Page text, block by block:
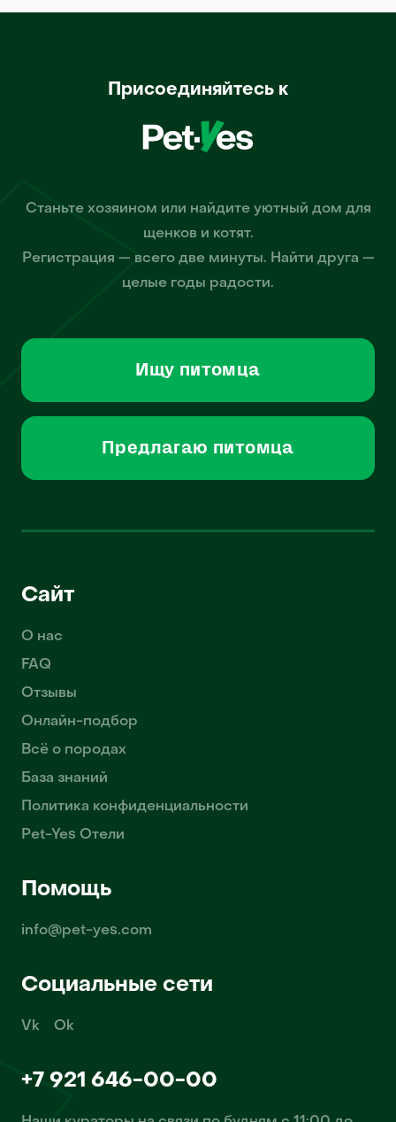
Присоединяйтесь к
Станьте хозяином или найдите уютный дом для
щенков и котят.
Регистрация — всего две минуты. Найти друга —
целые годы радости.
Ищу питомца
Предлагаю питомца
Сайт
О нас
FAQ
Отзывы
Онлайн-подбор
Всё о породах
База знаний
Политика конфиденциальности
Pet-Yes Отели
Помощь
info@pet-yes.com
Социальные сети
Vk Ok
+7 921 646-00-00